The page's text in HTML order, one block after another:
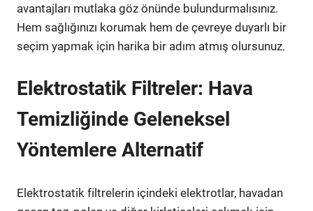
avantajları mutlaka göz önünde bulundurmalısınız.
Hem sağlığınızı korumak hem de çevreye duyarlı bir
seçim yapmak için harika bir adım atmış olursunuz.
Elektrostatik Filtreler: Hava
Temizliğinde Geleneksel
Yöntemlere Alternatif
Elektrostatik filtrelerin içindeki elektrotlar, havadan